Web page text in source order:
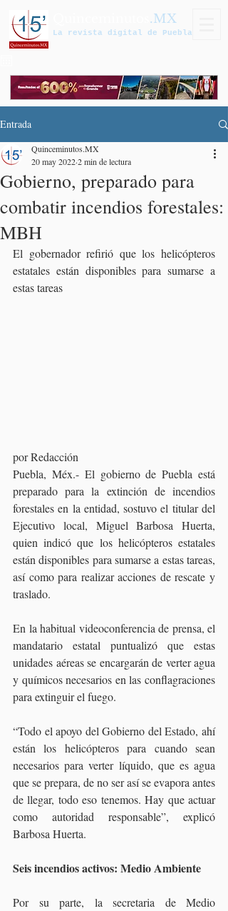
.MX
La revista digital de Puebla
Entrada
Gobierno, preparado para
combatir incendios forestales:
MBH
Quinceminutos.MX
20 may 20222 min de lectura
El gobernador refirió que los helicópteros
estatales están disponibles para sumarse a
estas tareas
por Redacción
Puebla, Méx.- El gobierno de Puebla está
preparado para la extinción de incendios
forestales en la entidad, sostuvo el titular del
Ejecutivo local, Miguel Barbosa Huerta,
quien indicó que los helicópteros estatales
están disponibles para sumarse a estas tareas,
así como para realizar acciones de rescate y
traslado.
En la habitual videoconferencia de prensa, el
mandatario estatal puntualizó que estas
unidades aéreas se encargarán de verter agua
y químicos necesarios en las conflagraciones
para extinguir el fuego.
“Todo el apoyo del Gobierno del Estado, ahí
están los helicópteros para cuando sean
necesarios para verter líquido, que es agua
que se prepara, de no ser así se evapora antes
de llegar, todo eso tenemos. Hay que actuar
como autoridad responsable”, explicó
Barbosa Huerta.
Seis incendios activos: Medio Ambiente
Por su parte, la secretaria de Medio